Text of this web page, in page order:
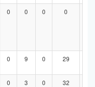
0 0 0 0
0 9 0 29
0 3 0 32